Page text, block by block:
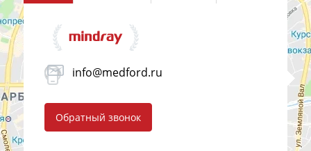
info@medford.ru
Обратный звонок